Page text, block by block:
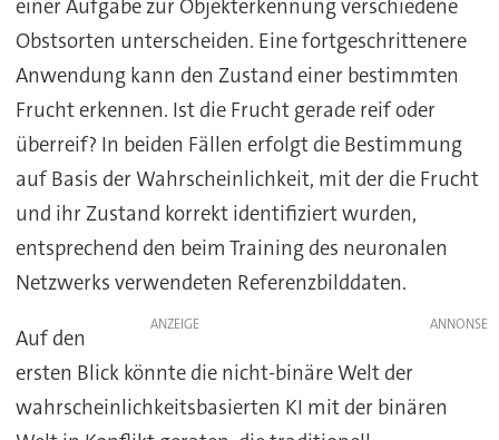
einer Aufgabe zur Objekterkennung verschiedene
Obstsorten unterscheiden. Eine fortgeschrittenere
Anwendung kann den Zustand einer bestimmten
Frucht erkennen. Ist die Frucht gerade reif oder
überreif? In beiden Fällen erfolgt die Bestimmung
auf Basis der Wahrscheinlichkeit, mit der die Frucht
und ihr Zustand korrekt identifiziert wurden,
entsprechend den beim Training des neuronalen
Netzwerks verwendeten Referenzbilddaten.
ANZEIGE
Auf den
ersten Blick könnte die nicht-binäre Welt der
wahrscheinlichkeitsbasierten KI mit der binären